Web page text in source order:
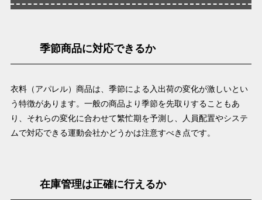
季節商品に対応できるか
衣料（アパレル）商品は、季節による入出荷の変化が激しいとい
う特徴があります。一般の商品より季節を先取りすることもあ
り、それらの変化に合わせて繁忙期を予測し、人員配置やシステ
ムで対応できる運動会社かどうかは注意すべき点です。
在庫管理は正確に行えるか